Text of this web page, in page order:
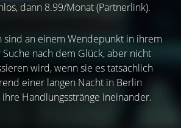
dann 8.99/Monat (Partnerlink).
sind an einem Wendepunkt in ihrem
nach dem Glück, aber nicht
wird, wenn sie es tatsächlich
einer langen Nacht in Berlin
Handlungsstränge ineinander.